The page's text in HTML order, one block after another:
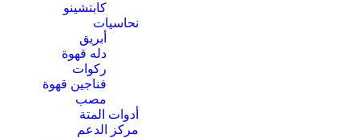
كابتشينو
نحاسيات
أبريق
‏دله قهوة
ركوات
فناجين قهوة
مصب
أدوات المتة
مركز الدعم